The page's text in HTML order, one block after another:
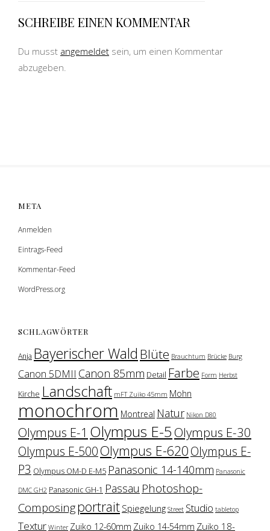
SCHREIBE EINEN KOMMENTAR
Du musst angemeldet sein, um einen Kommentar
abzugeben.
META
Anmelden
Eintrags-Feed
Kommentar-Feed
WordPress.org
SCHLAGWÖRTER
Anja Bayerischer Wald Blüte Brauchtum Brücke Burg
Canon 5DMII Canon 85mm Detail Farbe Form Herbst
Kirche Landschaft mFT Zuiko 45mm Mohn
monochrom Montreal Natur Nikon D80
Olympus E-1 Olympus E-5 Olympus E-30
Olympus E-500Olympus E-620Olympus E-
P3 Olympus OM-D E-M5 Panasonic 14-140mm Panasonic
DMC GH2 Panasonic GH-1 Passau Photoshop-
Composingportrait Spiegelung Street Studio tabletop
Textur Winter Zuiko 12-60mm Zuiko 14-54mm Zuiko 18-